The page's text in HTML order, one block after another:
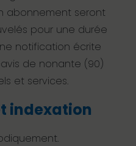
abonnement seront
pour une durée
notification écrite
de nonante (90)
et services.
indexation